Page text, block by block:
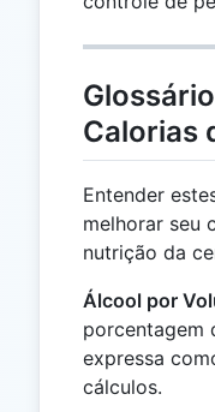
Calorias
Entender
melhorar seu
nutrição da
Álcool por
porcentagem
expressa
cálculos.